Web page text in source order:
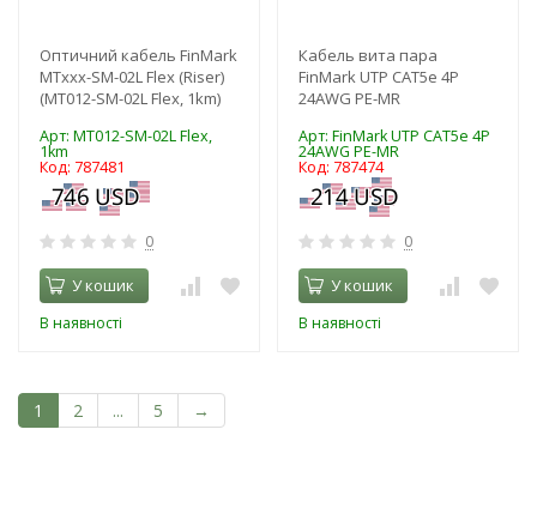
Оптичний кабель FinMark
MTxxx-SM-02L Flex (Riser)
(MT012-SM-02L Flex, 1km)
Арт: MT012-SM-02L Flex,
1km
Код: 787481
0
У кошик
В наявності
Кабель вита пара
FinMark UTP CAT5e 4P
24AWG PE-MR
Арт: FinMark UTP CAT5e 4P
24AWG PE-MR
Код: 787474
0
У кошик
В наявності
1 2 ... 5 →